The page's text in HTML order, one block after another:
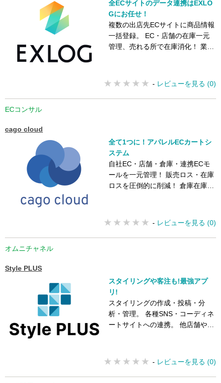
全ECサイトのデータ連携はEXLO
Gにお任せ！
複数の出店先ECサイトに商品情報
一括登録。 EC・店舗の在庫一元
管理、売れる所で在庫消化！ 業界
- レビューを見る (0)
ECコンサル
cago cloud
全て1つに！アパレルECカートシ
ステム
自社EC・店舗・倉庫・連携ECモ
ールを一元管理！ 販売ロス・在庫
ロスを圧倒的に削減！ 倉庫在庫と
- レビューを見る (0)
オムニチャネル
Style PLUS
スタイリングや客注も!最強アプ
リ!
スタイリングの作成・投稿・分
析・管理。 各種SNS・コーディネ
ートサイトへの連携。 他店舗や倉
- レビューを見る (0)